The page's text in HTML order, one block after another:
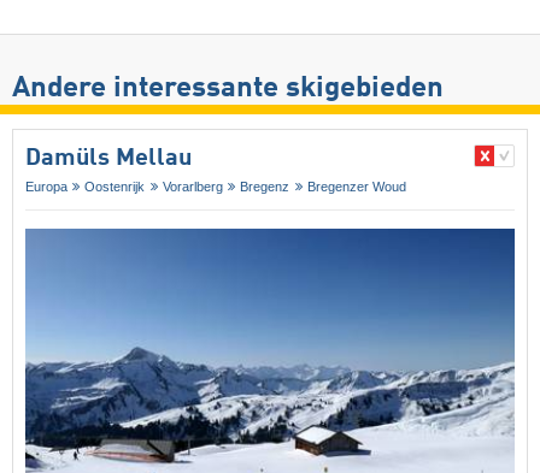
Andere interessante skigebieden
Damüls Mellau
Europa Oostenrijk Vorarlberg Bregenz Bregenzer Woud